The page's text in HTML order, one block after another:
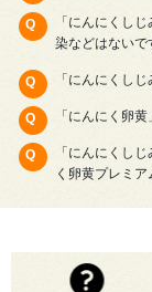
「にんにくし
染などはないで
「にんにくし
「にんにく卵
「にんにくし
く卵黄プレミ